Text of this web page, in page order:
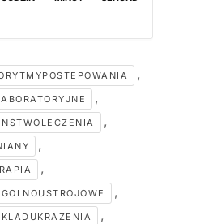
,
,
,
,
,
,
,